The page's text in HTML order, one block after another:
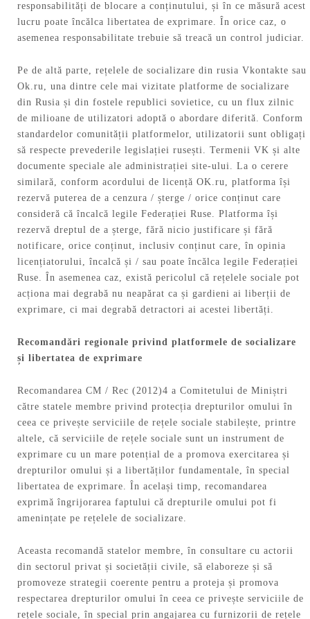
responsabilități de blocare a conținutului, și în ce măsură acest
lucru poate încălca libertatea de exprimare. În orice caz, o
asemenea responsabilitate trebuie să treacă un control judiciar.
Pe de altă parte, rețelele de socializare din rusia Vkontakte sau
Ok.ru, una dintre cele mai vizitate platforme de socializare
din Rusia și din fostele republici sovietice, cu un flux zilnic
de milioane de utilizatori adoptă o abordare diferită. Conform
standardelor comunității platformelor, utilizatorii sunt obligați
să respecte prevederile legislației rusești. Termenii VK și alte
documente speciale ale administrației site-ului. La o cerere
similară, conform acordului de licență OK.ru, platforma își
rezervă puterea de a cenzura / șterge / orice conținut care
consideră că încalcă legile Federației Ruse. Platforma își
rezervă dreptul de a șterge, fără nicio justificare și fără
notificare, orice conținut, inclusiv conținut care, în opinia
licențiatorului, încalcă și / sau poate încălca legile Federației
Ruse. În asemenea caz, există pericolul că rețelele sociale pot
acționa mai degrabă nu neapărat ca și gardieni ai liberții de
exprimare, ci mai degrabă detractori ai acestei libertăți.
Recomandări regionale privind platformele de socializare
și libertatea de exprimare
Recomandarea CM / Rec (2012)4 a Comitetului de Miniștri
către statele membre privind protecția drepturilor omului în
ceea ce privește serviciile de rețele sociale stabilește, printre
altele, că serviciile de rețele sociale sunt un instrument de
exprimare cu un mare potențial de a promova exercitarea și
drepturilor omului și a libertăților fundamentale, în special
libertatea de exprimare. În același timp, recomandarea
exprimă îngrijorarea faptului că drepturile omului pot fi
amenințate pe rețelele de socializare.
Aceasta recomandă statelor membre, în consultare cu actorii
din sectorul privat și societății civile, să elaboreze și să
promoveze strategii coerente pentru a proteja și promova
respectarea drepturilor omului în ceea ce privește serviciile de
rețele sociale, în special prin angajarea cu furnizorii de rețele